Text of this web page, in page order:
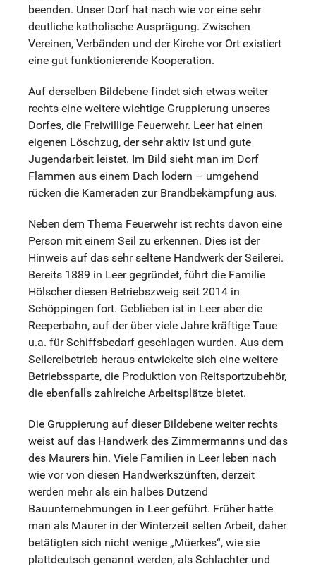
beenden. Unser Dorf hat nach wie vor eine sehr
deutliche katholische Ausprägung. Zwischen
Vereinen, Verbänden und der Kirche vor Ort existiert
eine gut funktionierende Kooperation.
Auf derselben Bildebene findet sich etwas weiter
rechts eine weitere wichtige Gruppierung unseres
Dorfes, die Freiwillige Feuerwehr. Leer hat einen
eigenen Löschzug, der sehr aktiv ist und gute
Jugendarbeit leistet. Im Bild sieht man im Dorf
Flammen aus einem Dach lodern – umgehend
rücken die Kameraden zur Brandbekämpfung aus.
Neben dem Thema Feuerwehr ist rechts davon eine
Person mit einem Seil zu erkennen. Dies ist der
Hinweis auf das sehr seltene Handwerk der Seilerei.
Bereits 1889 in Leer gegründet, führt die Familie
Hölscher diesen Betriebszweig seit 2014 in
Schöppingen fort. Geblieben ist in Leer aber die
Reeperbahn, auf der über viele Jahre kräftige Taue
u.a. für Schiffsbedarf geschlagen wurden. Aus dem
Seilereibetrieb heraus entwickelte sich eine weitere
Betriebssparte, die Produktion von Reitsportzubehör,
die ebenfalls zahlreiche Arbeitsplätze bietet.
Die Gruppierung auf dieser Bildebene weiter rechts
weist auf das Handwerk des Zimmermanns und das
des Maurers hin. Viele Familien in Leer leben nach
wie vor von diesen Handwerkszünften, derzeit
werden mehr als ein halbes Dutzend
Bauunternehmungen in Leer geführt. Früher hatte
man als Maurer in der Winterzeit selten Arbeit, daher
betätigten sich nicht wenige „Müerkes“, wie sie
plattdeutsch genannt werden, als Schlachter und